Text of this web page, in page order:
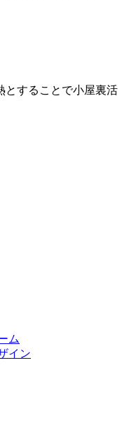
とすることで小屋裏活
ム
イン